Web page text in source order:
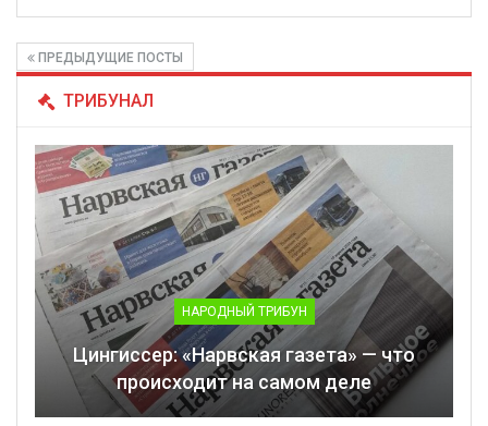
ПРЕДЫДУЩИЕ ПОСТЫ
ТРИБУНАЛ
НАРОДНЫЙ ТРИБУН
Цингиссер: «Нарвская газета» — что
происходит на самом деле